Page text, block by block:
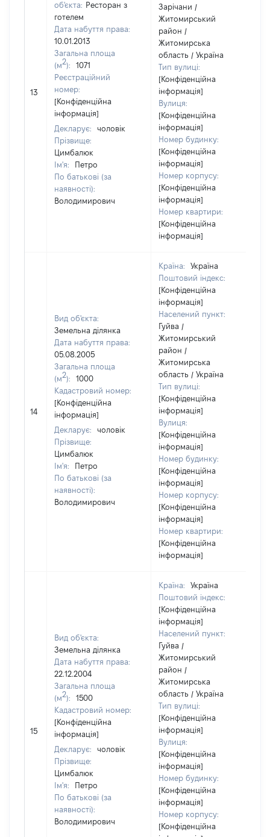
13
об'єкта: Ресторан з
готелем
Дата набуття права:
10.01.2013
Загальна площа
(м2):
1071
Реєстраційний
номер:
[Конфіденційна
інформація]
Декларує:
чоловік
Прізвище:
Цимбалюк
Ім'я:
Петро
По батькові (за
наявності):
Володимирович
Зарічани /
Житомирський
район /
Житомирська
область / Україна
Тип вулиці:
[Конфіденційна
інформація]
Вулиця:
[Конфіденційна
інформація]
Номер будинку:
[Конфіденційна
інформація]
Номер корпусу:
[Конфіденційна
інформація]
Номер квартири:
[Конфіденційна
інформація]
14
Вид об'єкта:
Земельна ділянка
Дата набуття права:
05.08.2005
Загальна площа
(м2):
1000
Кадастровий номер:
[Конфіденційна
інформація]
Декларує:
чоловік
Прізвище:
Цимбалюк
Ім'я:
Петро
По батькові (за
наявності):
Володимирович
Країна:
Україна
Поштовий індекс:
[Конфіденційна
інформація]
Населений пункт:
Гуйва /
Житомирський
район /
Житомирська
область / Україна
Тип вулиці:
[Конфіденційна
інформація]
Вулиця:
[Конфіденційна
інформація]
Номер будинку:
[Конфіденційна
інформація]
Номер корпусу:
[Конфіденційна
інформація]
Номер квартири:
[Конфіденційна
інформація]
15
Вид об'єкта:
Земельна ділянка
Дата набуття права:
22.12.2004
Загальна площа
(м2):
1500
Кадастровий номер:
[Конфіденційна
інформація]
Декларує:
чоловік
Прізвище:
Цимбалюк
Ім'я:
Петро
По батькові (за
наявності):
Володимирович
Країна:
Україна
Поштовий індекс:
[Конфіденційна
інформація]
Населений пункт:
Гуйва /
Житомирський
район /
Житомирська
область / Україна
Тип вулиці:
[Конфіденційна
інформація]
Вулиця:
[Конфіденційна
інформація]
Номер будинку:
[Конфіденційна
інформація]
Номер корпусу:
[Конфіденційна